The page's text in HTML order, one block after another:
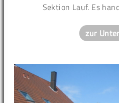
Sektion Lauf. Es
zur